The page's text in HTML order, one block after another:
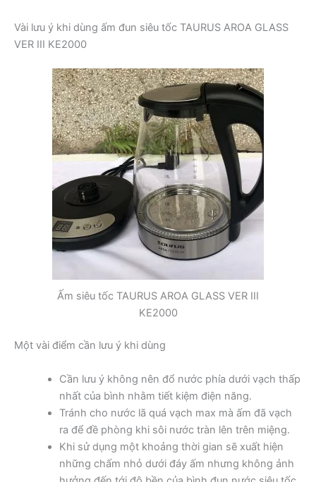
Vài lưu ý khi dùng ấm đun siêu tốc TAURUS AROA GLASS
VER III KE2000
Ấm siêu tốc TAURUS AROA GLASS VER III
KE2000
Một vài điểm cần lưu ý khi dùng
Cần lưu ý không nên đổ nước phía dưới vạch thấp
nhất của bình nhằm tiết kiệm điện năng.
Tránh cho nước lã quá vạch max mà ấm đã vạch
ra để đề phòng khi sôi nước tràn lên trên miệng.
Khi sử dụng một khoảng thời gian sẽ xuất hiện
những chấm nhỏ dưới đáy ấm nhưng không ảnh